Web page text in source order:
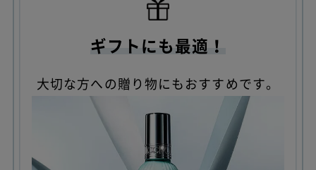
ギフトにも最適！
大切な方への贈り物にもおすすめです。